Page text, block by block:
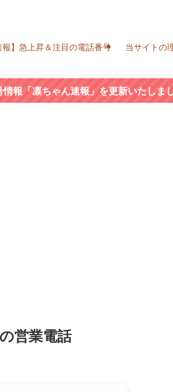
報】急上昇＆注目の電話番号 当サイトの
報「凛ちゃん速報」を更新いたしまし
営業電話